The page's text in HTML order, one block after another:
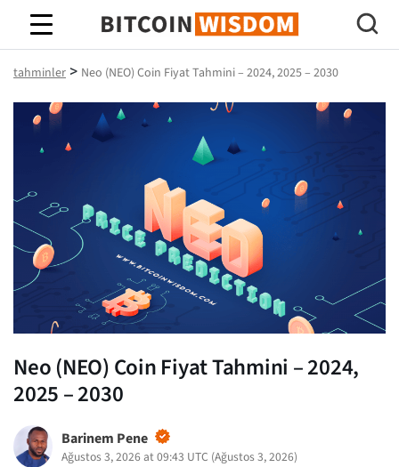
Bitcoin Bilgeliği
tahminler > Neo (NEO) Coin Fiyat Tahmini – 2024, 2025 – 2030
Neo (NEO) Coin Fiyat Tahmini – 2024,
2025 – 2030
Barinem Pene
Ağustos 3, 2026 at 09:43 UTC (Ağustos 3, 2026)